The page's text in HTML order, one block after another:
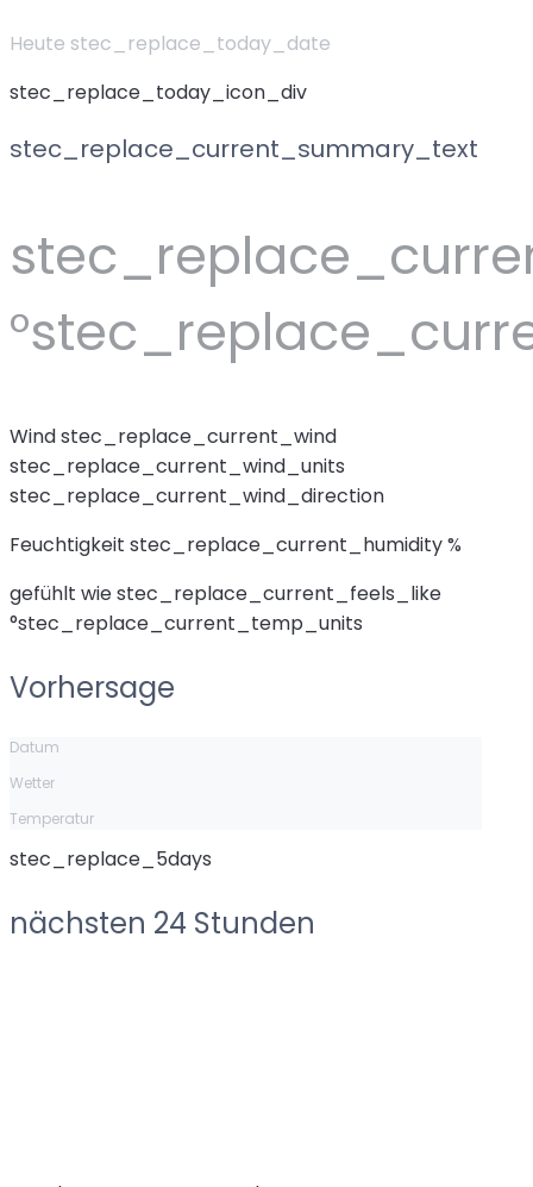
Heute stec_replace_today_date
stec_replace_today_icon_div
stec_replace_current_summary_text
Windstec_replace_current_wind
stec_replace_current_wind_units
stec_replace_current_wind_direction
Feuchtigkeit stec_replace_current_humidity %
gefühlt wiestec_replace_current_feels_like
°stec_replace_current_temp_units
Vorhersage
Datum
Wetter
Temperatur
stec_replace_5days
nächsten 24 Stunden